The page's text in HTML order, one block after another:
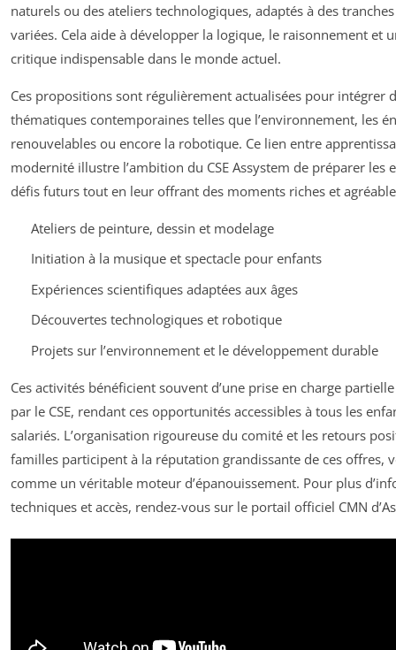
naturels ou des ateliers technologiques, adaptés à des tranches
variées. Cela aide à développer la logique, le raisonnement et
critique indispensable dans le monde actuel.
Ces propositions sont régulièrement actualisées pour intégrer
thématiques contemporaines telles que l’environnement, les
renouvelables ou encore la robotique. Ce lien entre
modernité illustre l’ambition du CSE Assystem de préparer les
défis futurs tout en leur offrant des moments riches et
Ateliers de peinture, dessin et modelage
Initiation à la musique et spectacle pour enfants
Expériences scientifiques adaptées aux âges
Découvertes technologiques et robotique
Projets sur l’environnement et le développement durable
Ces activités bénéficient souvent d’une prise en charge
par le CSE, rendant ces opportunités accessibles à tous les
salariés. L’organisation rigoureuse du comité et les retours
familles participent à la réputation grandissante de ces offres,
comme un véritable moteur d’épanouissement. Pour plus
techniques et accès, rendez-vous sur le portail officiel CMN